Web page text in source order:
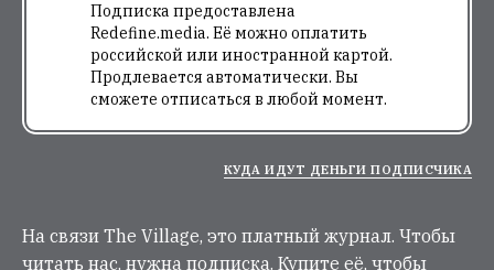
Подписка предоставлена
Redefine.media. Её можно оплатить
российской или иностранной картой.
Продлевается автоматически. Вы
сможете отписаться в любой момент.
КУДА ИДУТ ДЕНЬГИ ПОДПИСЧИКА
На связи The Village, это платный журнал. Чтобы
читать нас, нужна подписка. Купите её, чтобы